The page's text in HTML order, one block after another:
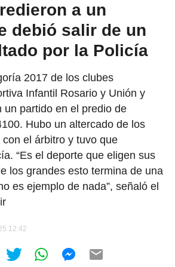
a un
debió salir de un
por la Policía
2017 de los clubes
Infantil Rosario y Unión y
un partido en el predio de
Hubo un altercado de los
el árbitro y tuvo que
“Es el deporte que eligen sus
los grandes esto termina de una
es ejemplo de nada”, señaló el
12:42